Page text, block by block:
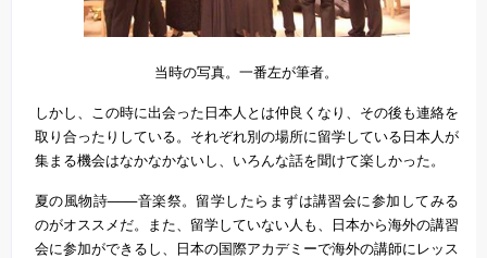
当時の写真。一番左が筆者。
しかし、この時に出会った日本人とは仲良くなり、その後も連絡を
取り合ったりしている。それぞれ別の場所に留学している日本人が
集まる機会はなかなかないし、いろんな話を聞けて楽しかった。
夏の風物詩───音楽祭。留学したらまずは講習会に参加してみる
のがオススメだ。また、留学していない人も、日本から海外の講習
会に参加ができるし、日本の国際アカデミーで海外の講師にレッス